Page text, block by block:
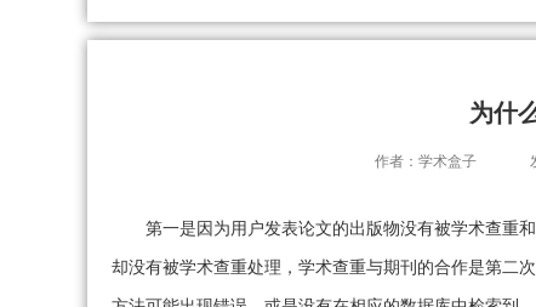
为什
作者：学术盒子
第一是因为用户发表论文的出版物没有被学术查重
却没有被学术查重处理，学术查重与期刊的合作是第二